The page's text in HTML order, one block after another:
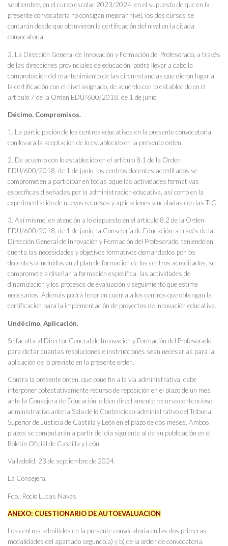
septiembre, en el curso escolar 2023/2024, en el supuesto de que en la
presente convocatoria no consigan mejorar nivel, los dos cursos se
contarán desde que obtuvieron la certificación del nivel en la citada
convocatoria.
2. La Dirección General de Innovación y Formación del Profesorado, a través
de las direcciones provinciales de educación, podrá llevar a cabo la
comprobación del mantenimiento de las circunstancias que dieron lugar a
la certificación con el nivel asignado, de acuerdo con lo establecido en el
artículo 7 de la Orden EDU/600/2018, de 1 de junio.
Décimo. Compromisos.
1. La participación de los centros educativos en la presente convocatoria
conllevará la aceptación de lo establecido en la presente orden.
2. De acuerdo con lo establecido en el artículo 8.1 de la Orden
EDU/600/2018, de 1 de junio, los centros docentes acreditados se
comprometen a participar en todas aquellas actividades formativas
específicas diseñadas por la administración educativa, así como en la
experimentación de nuevos recursos y aplicaciones vinculadas con las TIC.
3. Así mismo, en atención a lo dispuesto en el artículo 8.2 de la Orden
EDU/600/2018, de 1 de junio, la Consejería de Educación, a través de la
Dirección General de Innovación y Formación del Profesorado, teniendo en
cuenta las necesidades y objetivos formativos demandados por los
docentes o incluidos en el plan de formación de los centros acreditados, se
compromete a diseñar la formación específica, las actividades de
dinamización y los procesos de evaluación y seguimiento que estime
necesarios. Además podrá tener en cuenta a los centros que obtengan la
certificación para la implementación de proyectos de innovación educativa.
Undécimo. Aplicación.
Se faculta al Director General de Innovación y Formación del Profesorado
para dictar cuantas resoluciones e instrucciones sean necesarias para la
aplicación de lo previsto en la presente orden.
Contra la presente orden, que pone fin a la vía administrativa, cabe
interponer potestativamente recurso de reposición en el plazo de un mes
ante la Consejera de Educación, o bien directamente recurso contencioso-
administrativo ante la Sala de lo Contencioso-administrativo del Tribunal
Superior de Justicia de Castilla y León en el plazo de dos meses. Ambos
plazos se computarán a partir del día siguiente al de su publicación en el
Boletín Oficial de Castilla y León.
Valladolid, 23 de septiembre de 2024.
La Consejera,
Fdo.: Rocío Lucas Navas
ANEXO: CUESTIONARIO DE AUTOEVALUACIÓN
Los centros admitidos en la presente convocatoria en las dos primeras
modalidades del apartado segundo.a) y b) de la orden de convocatoria,